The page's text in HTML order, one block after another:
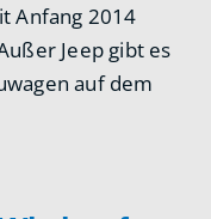
Anfang 2014
Jeep gibt es
auf dem